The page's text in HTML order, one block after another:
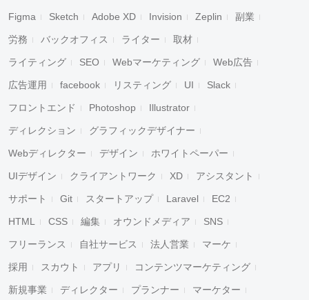
Figma Sketch Adobe XD Invision Zeplin 副業
労務 バックオフィス ライター 取材
ライティング SEO Webマーケティング Web広告
広告運用 facebook リスティング UI Slack
フロントエンド Photoshop Illustrator
ディレクション グラフィックデザイナー
Webディレクター デザイン ホワイトペーパー
UIデザイン クライアントワーク XD アシスタント
サポート Git スタートアップ Laravel EC2
HTML CSS 編集 オウンドメディア SNS
フリーランス 自社サービス 法人営業 マーケ
採用 スカウト アプリ コンテンツマーケティング
新規事業 ディレクター プランナー マーケター